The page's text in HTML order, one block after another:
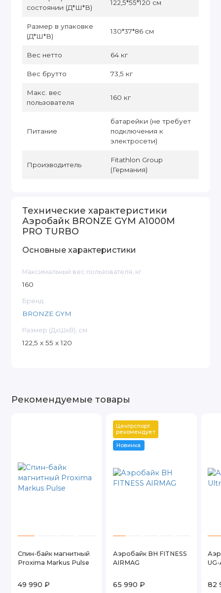
состоянии (Д*Ш*В)
122,5*55*120 см
Размер в упаковке
(Д*Ш*В)
130*37*86 см
Вес нетто 64 кг
Вес брутто 73,5 кг
Макс. вес
пользователя
160 кг
Питание
батарейки (не требует
подключения к
электросети)
Производитель
Fitathlon Group
(Германия)
Технические характеристики
Аэробайк BRONZE GYM A1000M
PRO TURBO
Основные характеристики
Максимальный вес пользователя, кг
160
Бренд
BRONZE GYM
Размер (ДxШxВ), см
122,5 x 55 x 120
Рекомендуемые товары
Спин-байк магнитный
Proxima Markus Pulse
49 990 ₽
Новинка
Центрспорт
рекомендует
Аэробайк BH FITNESS
AIRMAG
65 990 ₽ 82